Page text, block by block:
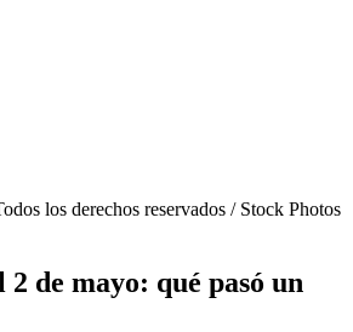
los derechos reservados / Stock Photos
de mayo: qué pasó un